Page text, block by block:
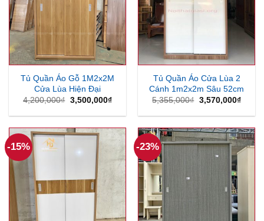
Tủ Quần Áo Gỗ 1M2x2M
Cửa Lùa Hiện Đại
4,200,000₫ Giá
là:
3,500,000₫Giá
tại
3,500,000₫.
Tủ Quần Áo Cửa Lùa 2
Cánh 1m2x2m Sâu 52cm
5,355,000₫ Giá
là:
3,570,000₫Giá
tại
-15% -23%